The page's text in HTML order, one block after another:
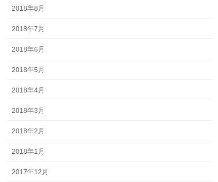
2018年8月
2018年7月
2018年6月
2018年5月
2018年4月
2018年3月
2018年2月
2018年1月
2017年12月